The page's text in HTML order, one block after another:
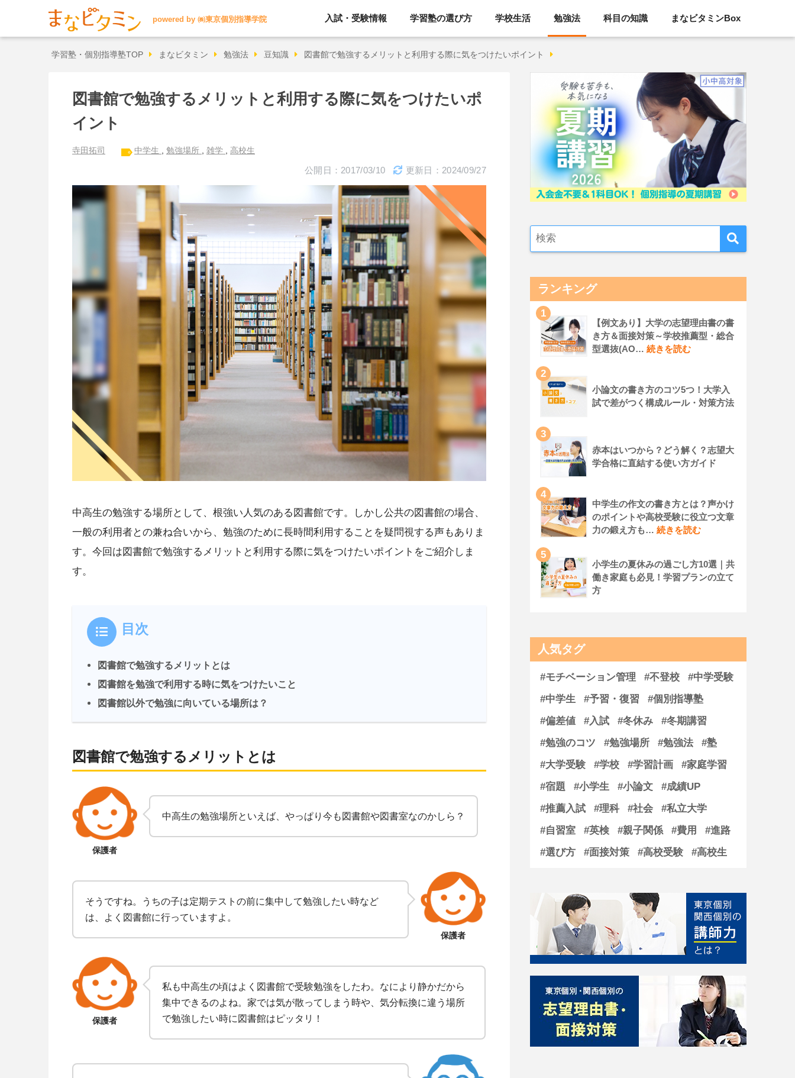
powered by ㈱東京個別指導学院 入試・受験情報 学習塾の選び方 学校生活 勉強法 科目の知識 まなビタミンBox
学習塾・個別指導塾TOP まなビタミン 勉強法 豆知識 図書館で勉強するメリットと利用する際に気をつけたいポイント
図書館で勉強するメリットと利用する際に気をつけたいポ
イント
寺田拓司 中学生 勉強場所 雑学 高校生
公開日：2017/03/10 更新日：2024/09/27
中高生の勉強する場所として、根強い人気のある図書館です。しかし公共の図書館の場合、
一般の利用者との兼ね合いから、勉強のために長時間利用することを疑問視する声もありま
す。今回は図書館で勉強するメリットと利用する際に気をつけたいポイントをご紹介しま
す。
目次
図書館で勉強するメリットとは
図書館を勉強で利用する時に気をつけたいこと
図書館以外で勉強に向いている場所は？
図書館で勉強するメリットとは
保護者
中高生の勉強場所といえば、やっぱり今も図書館や図書室なのかしら？
保護者
そうですね。うちの子は定期テストの前に集中して勉強したい時など
は、よく図書館に行っていますよ。
保護者
私も中高生の頃はよく図書館で受験勉強をしたわ。なにより静かだから
集中できるのよね。家では気が散ってしまう時や、気分転換に違う場所
で勉強したい時に図書館はピッタリ！
ランキング
1
【例文あり】大学の志望理由書の書
き方＆面接対策～学校推薦型・総合
型選抜(AO…続きを読む
2
小論文の書き方のコツ5つ！大学入
試で差がつく構成ルール・対策方法
3
赤本はいつから？どう解く？志望大
学合格に直結する使い方ガイド
4
中学生の作文の書き方とは？声かけ
のポイントや高校受験に役立つ文章
力の鍛え方も…続きを読む
5
小学生の夏休みの過ごし方10選｜共
働き家庭も必見！学習プランの立て
方
人気タグ
#モチベーション管理 #不登校
#中学受験
#中学生
#予習・復習
#個別指導塾
#偏差値
#入試 #冬休み
#冬期講習
#勉強のコツ
#勉強場所 #勉強法
#塾
#大学受験
#学校 #学習計画
#家庭学習
#宿題
#小学生 #小論文
#成績UP
#推薦入試
#理科 #社会
#私立大学
#自習室
#英検 #親子関係 #費用
#進路
#選び方
#面接対策 #高校受験 #高校生